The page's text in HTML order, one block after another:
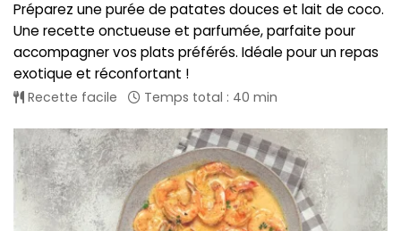
Préparez une purée de patates douces et lait de coco.
Une recette onctueuse et parfumée, parfaite pour
accompagner vos plats préférés. Idéale pour un repas
exotique et réconfortant !
Recette facile Temps total : 40 min